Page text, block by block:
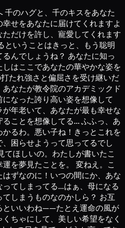
千のハグと、千のキスをあなた
せをあなたに届けてくれますよ
だけを許し、寵愛してくれます
ということはきっと、もう聡明
んでしょうね？ あなたに知っ
はここであなたの華やかな姿を
たれ強さと偏屈さを受け継いだ
なたが教令院のアカデミックド
なった誇り高い姿を想像して
年老いて、あなたが最も幸せな
ことを想像してる… ふふっ、あ
るわ。悪い子ね！きっとこれを
困らせようって思ってるでし
てほしいの。わたしが書いたこ
を夢見たことを。 変ねえ。こ
ずなのに！いつの間にか、あな
てしまってる…はぁ、母になる
しまうものなのかしら？ お互
といいわね——たとえ運命の風が
ちゃにして、美しい希望をなく